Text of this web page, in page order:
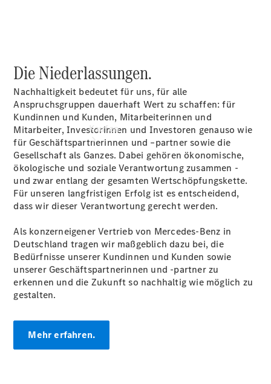
Kaufen
Übersicht
Serviceangebote
Reifen &
Kompletträder
Teile &
Zubehör
Werkstatt
Rückrufe &
Die Niederlassungen.
Nachhaltigkeit bedeutet für uns, für alle
Anspruchsgruppen dauerhaft Wert zu schaffen: für
Kundinnen und Kunden, Mitarbeiterinnen und
Mitarbeiter, Investorinnen und Investoren genauso wie
für Geschäftspartnerinnen und –partner sowie die
Gesellschaft als Ganzes. Dabei gehören ökonomische,
ökologische und soziale Verantwortung zusammen -
und zwar entlang der gesamten Wertschöpfungskette.
Für unseren langfristigen Erfolg ist es entscheidend,
dass wir dieser Verantwortung gerecht werden.
Als konzerneigener Vertrieb von Mercedes-Benz in
Deutschland tragen wir maßgeblich dazu bei, die
Bedürfnisse unserer Kundinnen und Kunden sowie
unserer Geschäftspartnerinnen und -partner zu
erkennen und die Zukunft so nachhaltig wie möglich zu
gestalten.
Mehr erfahren.